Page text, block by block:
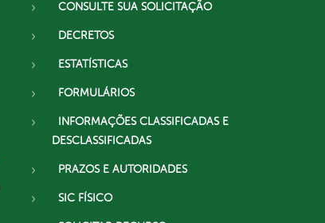
CONSULTE SUA SOLICITAÇÃO
DECRETOS
ESTATÍSTICAS
FORMULÁRIOS
INFORMAÇÕES CLASSIFICADAS E
DESCLASSIFICADAS
PRAZOS E AUTORIDADES
SIC FÍSICO